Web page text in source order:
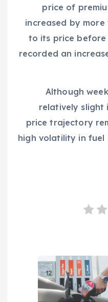
price of
increased by
to its price before
recorded an
Although
relatively slight
price trajectory
high volatility in fuel